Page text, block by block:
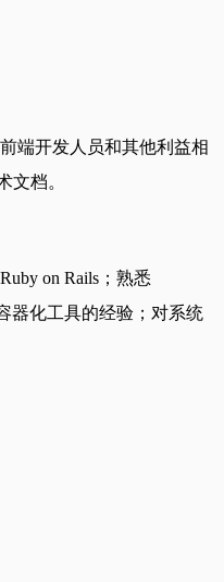
端开发人员和其他利益相
文档。
on Rails；熟悉
器化工具的经验；对系统